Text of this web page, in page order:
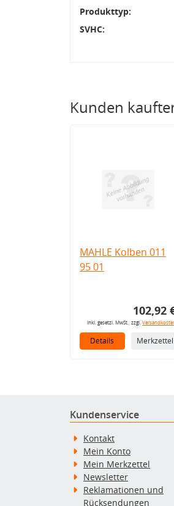
Produkttyp:
SVHC:
Kunden
MAHLE Kolben 011
95 01
102,92
inkl. gesetzl. MwSt., zzgl.
Details Merkzettel
Kundenservice
Kontakt
Mein Konto
Mein Merkzettel
Newsletter
Reklamationen und
Rücksendungen